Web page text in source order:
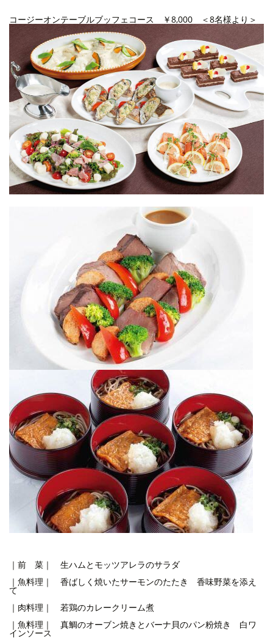
コージーオンテーブルブッフェコース ￥8,000 ＜8名様より＞
｜前 菜｜ 生ハムとモッツアレラのサラダ
｜魚料理｜ 香ばしく焼いたサーモンのたたき 香味野菜を添え
て
｜肉料理｜ 若鶏のカレークリーム煮
｜魚料理｜ 真鯛のオーブン焼きとバーナ貝のパン粉焼き 白ワ
インソース